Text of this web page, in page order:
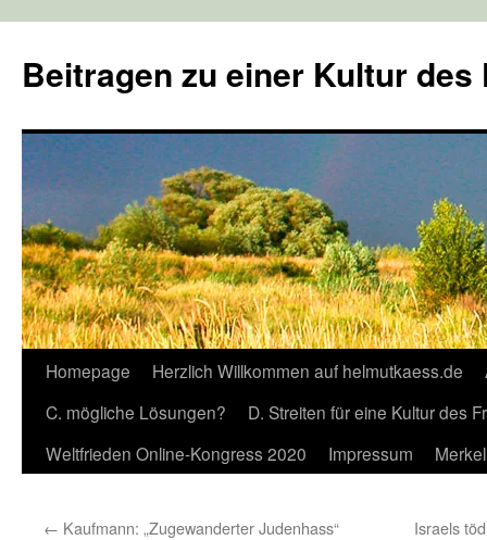
springen
Beitragen zu einer Kultur des
Homepage Herzlich Willkommen auf helmutkaess.de
C. mögliche Lösungen?
D. Streiten für eine Kultur des
Weltfrieden Online-Kongress 2020
Impressum
← Kaufmann: „Zugewanderter Judenhass“ Israels